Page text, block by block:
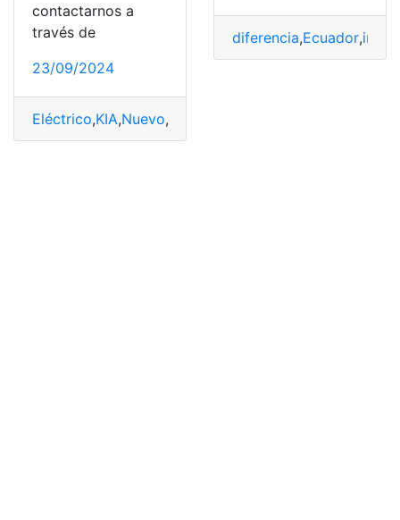
contactarnos a
través de
23/09/2024
Eléctrico,KIA,Nuevo,
diferencia,Ecuador,